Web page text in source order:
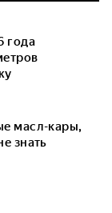
года
масл-кары,
знать